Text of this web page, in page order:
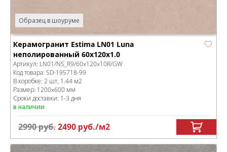
Образец в шоуруме
Керамогранит Estima LN01 Luna
неполированный 60x120x1.0
Артикул: LN01/NS_R9/60x120x10R/GW
Код товара: SD-195718-99
В коробке: 2 шт, 1.44 м2
Размер: 1200x600 мм
Сроки доставки: 1-3 дня
в наличии
2990руб.2490 руб./м2